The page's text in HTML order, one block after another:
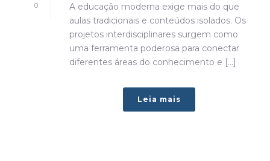
0
A educação moderna exige mais do que
aulas tradicionais e conteúdos isolados. Os
projetos interdisciplinares surgem como
uma ferramenta poderosa para conectar
diferentes áreas do conhecimento e [...]
Leia mais